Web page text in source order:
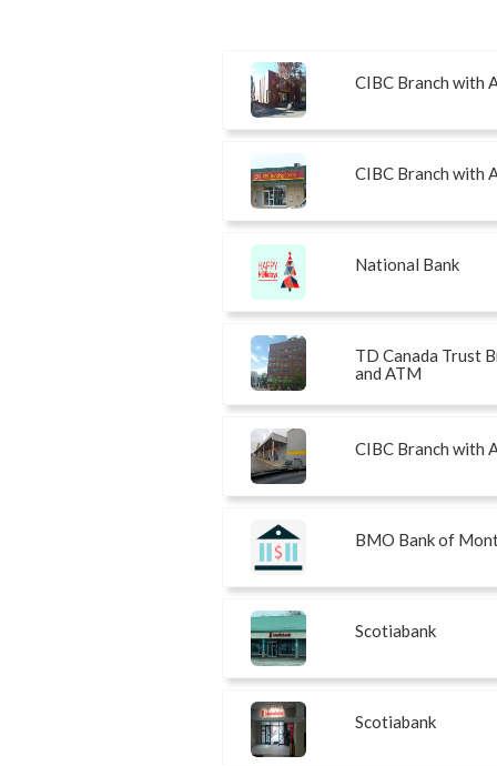
CIBC Branch with
CIBC Branch with
National Bank
TD Canada Trust
and ATM
CIBC Branch with
BMO Bank of
Scotiabank
Scotiabank